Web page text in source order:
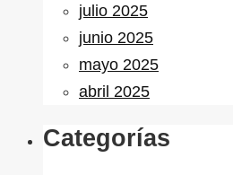
julio 2025
junio 2025
mayo 2025
abril 2025
Categorías